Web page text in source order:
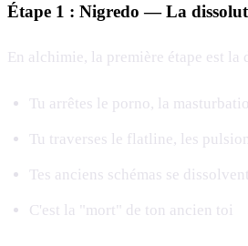
Étape 1 : Nigredo — La
En alchimie, la première étape est
Tu arrêtes le porno, la
Tu traverses le flatline, les
Tes anciens schémas se
C'est la "mort" de ton ancien toi